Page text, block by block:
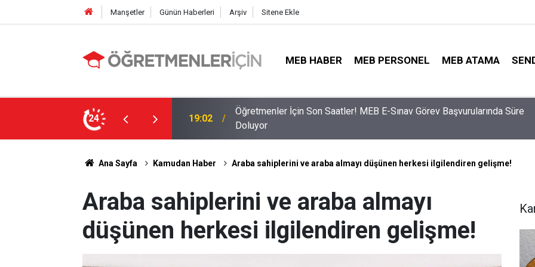
Manşetler Günün Haberleri Arşiv Sitene Ekle
MEB HABER MEB PERSONEL MEB ATAMA
24
E-Sınav Görev Başvurularında Süre
09:01 2026 Atama Sinyali Verildi: İşte MEB’in En Çok Öğretmen Aradığı 15
Ana Sayfa Kamudan Haber Araba sahiplerini ve araba almayı düşünen herkesi ilgilendiren gelişme!
Araba sahiplerini ve araba almayı
düşünen herkesi ilgilendiren gelişme!